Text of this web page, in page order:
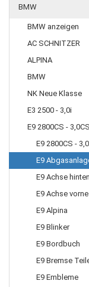
BMW
BMW anzeigen
AC SCHNITZER
ALPINA
BMW
NK Neue Klasse
E3 2500 - 3,0i
E9 2800CS -
E9 2800CS -
E9
E9 Achse hinten
E9 Achse vorne
E9 Alpina
E9 Blinker
E9 Bordbuch
E9 Bremse
E9 Embleme